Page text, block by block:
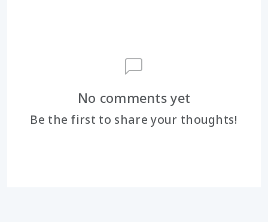
No comments yet
Be the first to share your thoughts!